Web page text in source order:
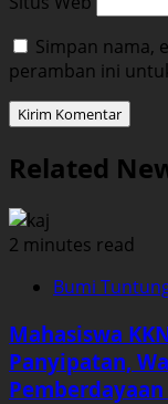
Simpan nama,
peramban ini
Related
2 minutes read
Bumi
Mahasiswa
Panyipatan,